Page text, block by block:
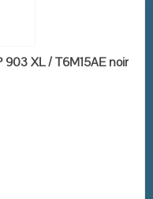
XL / T6M15AE noir